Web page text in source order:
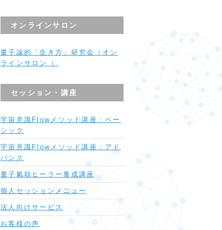
オンラインサロン
量子論的「生き方」研究会（オン
ラインサロン ）
セッション・講座
宇宙意識Flowメソッド講座：ベー
シック
宇宙意識Flowメソッド講座：アド
バンス
量子氣劫ヒーラー養成講座
個人セッションメニュー
法人向けサービス
お客様の声